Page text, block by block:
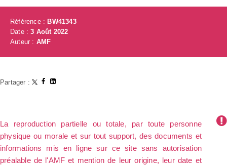
Référence : BW41343
Date :3 Août 2022
Auteur : AMF
Partager :
La reproduction partielle ou totale, par toute personne
physique ou morale et sur tout support, des documents et
informations mis en ligne sur ce site sans autorisation
préalable de l'AMF et mention de leur origine, leur date et